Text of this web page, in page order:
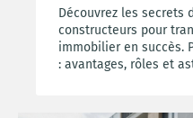
Découvrez les secrets
constructeurs pour
immobilier en succès.
: avantages, rôles et